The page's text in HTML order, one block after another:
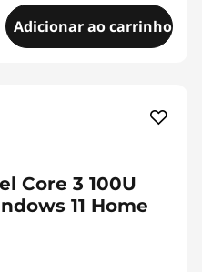
Adicionar ao carrinho
Core 3 100U
11 Home